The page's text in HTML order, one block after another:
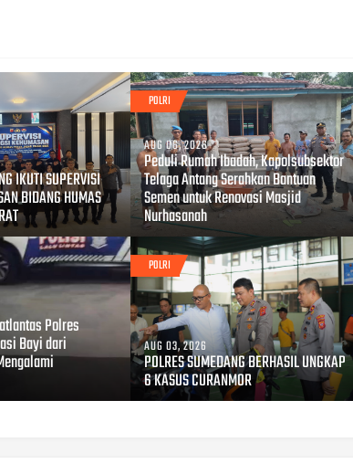
IKUTI SUPERVISI
BIDANG HUMAS
POLRI
AUG 06, 2026
Peduli Rumah Ibadah, Kapolsubsektor
Telaga Antang Serahkan Bantuan
Semen untuk Renovasi Masjid
Nurhasanah
Polres
Bayi dari
POLRI
AUG 03, 2026
POLRES SUMEDANG BERHASIL UNGKAP
6 KASUS CURANMOR